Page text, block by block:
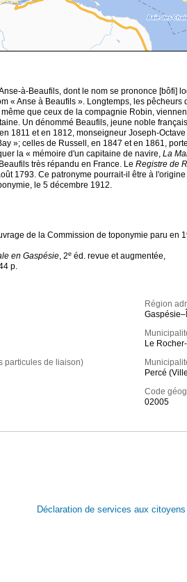
à-Beaufils, dont le nom se prononce [bôfi]
« Anse à Beaufils ». Longtemps, les
que ceux de la compagnie Robin,
Un dénommé Beaufils, jeune noble
1811 et en 1812, monseigneur Joseph-
»; celles de Russell, en 1847 et en 1861,
la « mémoire d'un capitaine de navire, La
très répandu en France. Le Registre de
1793. Ce patronyme pourrait-il être à
le 5 décembre 1912.
de la Commission de toponymie paru
en Gaspésie, 2e éd. revue et augmentée,
p.
particules de liaison)
Région
Le
Percé
Code
02005
Déclaration de services aux citoyens